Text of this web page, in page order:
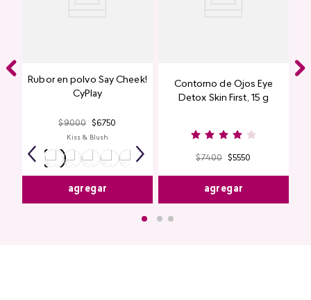
Rubor en polvo Say Cheek!
CyPlay
$9000 $6750
Kiss & Blush
agregar
Contorno de Ojos Eye
Detox Skin First, 15 g
$7400 $5550
agregar